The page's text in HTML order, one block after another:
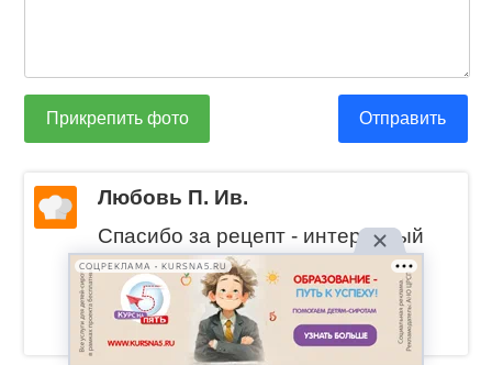
Прикрепить фото Отправить
Любовь П. Ив.
Спасибо за рецепт - интересный
вариант!
Надо попробовать приготовить.
ответить
СОЦРЕКЛАМА • KURSNA5.RU